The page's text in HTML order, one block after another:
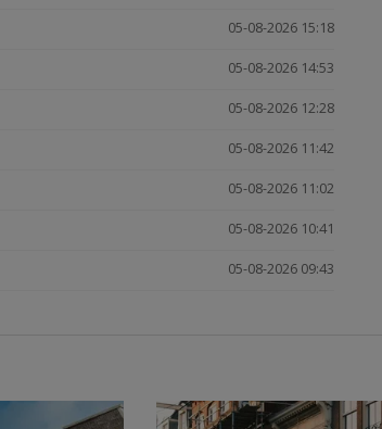
05-08-2026 15:18
05-08-2026 14:53
05-08-2026 12:28
05-08-2026 11:42
05-08-2026 11:02
05-08-2026 10:41
05-08-2026 09:43